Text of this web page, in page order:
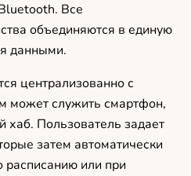
Все
объединяются в единую
данными.
централизованно с
может служить смартфон,
хаб. Пользователь задает
затем автоматически
расписанию или при